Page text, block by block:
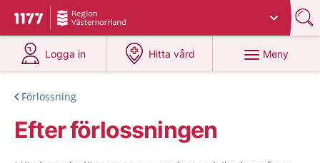
Till startsidan för 1177
Du har valt region
Logga in
på 1177.se
Hitta vård
på 1177.se
Meny
Förlossning
Efter förlossningen